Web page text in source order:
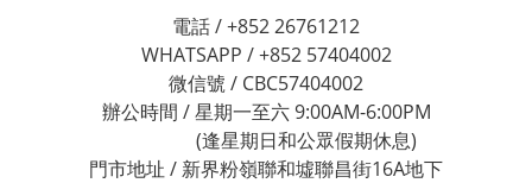
電話 / +852 26761212
WHATSAPP / +852 57404002
微信號 / CBC57404002
辦公時間 / 星期一至六 9:00AM-6:00PM
(逢星期日和公眾假期休息)
門市地址 / 新界粉嶺聯和墟聯昌街16A地下